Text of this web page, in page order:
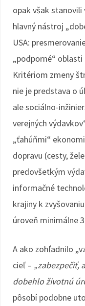
opak však
hlavný nástroj
USA:
„podporné“
Kritériom zmeny
nie je predstava o
ale sociálno-
verejných
„ťahúňmi“
dopravu (cesty,
predovšetkým
informačné
krajiny k
úroveň minimálne
A ako zohľadnilo
cieľ – „zabezpečiť,
dobehlo životnú
pôsobí podobne